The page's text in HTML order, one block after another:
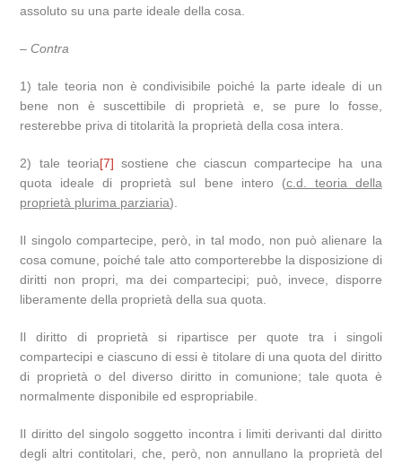
assoluto su una parte ideale della cosa.
–Contra
1) tale teoria non è condivisibile poiché la parte ideale di un
bene non è suscettibile di proprietà e, se pure lo fosse,
resterebbe priva di titolarità la proprietà della cosa intera.
2) tale teoria[7] sostiene che ciascun compartecipe ha una
quota ideale di proprietà sul bene intero (c.d. teoria della
proprietà plurima parziaria).
Il singolo compartecipe, però, in tal modo, non può alienare la
cosa comune, poiché tale atto comporterebbe la disposizione di
diritti non propri, ma dei compartecipi; può, invece, disporre
liberamente della proprietà della sua quota.
Il diritto di proprietà si ripartisce per quote tra i singoli
compartecipi e ciascuno di essi è titolare di una quota del diritto
di proprietà o del diverso diritto in comunione; tale quota è
normalmente disponibile ed espropriabile.
Il diritto del singolo soggetto incontra i limiti derivanti dal diritto
degli altri contitolari, che, però, non annullano la proprietà del